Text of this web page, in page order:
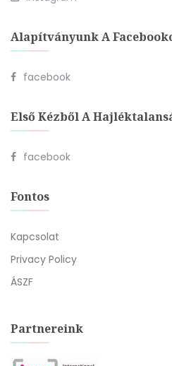
Alapítványunk A
facebook
Első Kézből A
facebook
Fontos
Kapcsolat
Privacy Policy
ÁSZF
Partnereink